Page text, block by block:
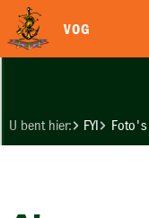
VOG
U bent hier: FYI Foto's